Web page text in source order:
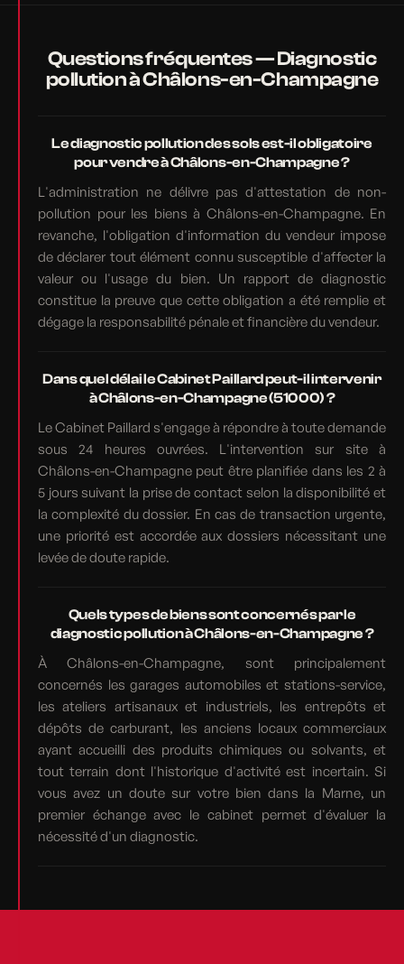
Questions fréquentes — Diagnostic
pollution à Châlons-en-Champagne
Le diagnostic pollution des sols est-il obligatoire
pour vendre à Châlons-en-Champagne ?
L'administration ne délivre pas d'attestation de non-
pollution pour les biens à Châlons-en-Champagne. En
revanche, l'obligation d'information du vendeur impose
de déclarer tout élément connu susceptible d'affecter la
valeur ou l'usage du bien. Un rapport de diagnostic
constitue la preuve que cette obligation a été remplie et
dégage la responsabilité pénale et financière du vendeur.
Dans quel délai le Cabinet Paillard peut-il intervenir
à Châlons-en-Champagne (51000) ?
Le Cabinet Paillard s'engage à répondre à toute demande
sous 24 heures ouvrées. L'intervention sur site à
Châlons-en-Champagne peut être planifiée dans les 2 à
5 jours suivant la prise de contact selon la disponibilité et
la complexité du dossier. En cas de transaction urgente,
une priorité est accordée aux dossiers nécessitant une
levée de doute rapide.
Quels types de biens sont concernés par le
diagnostic pollution à Châlons-en-Champagne ?
À Châlons-en-Champagne, sont principalement
concernés les garages automobiles et stations-service,
les ateliers artisanaux et industriels, les entrepôts et
dépôts de carburant, les anciens locaux commerciaux
ayant accueilli des produits chimiques ou solvants, et
tout terrain dont l'historique d'activité est incertain. Si
vous avez un doute sur votre bien dans la Marne, un
premier échange avec le cabinet permet d'évaluer la
nécessité d'un diagnostic.